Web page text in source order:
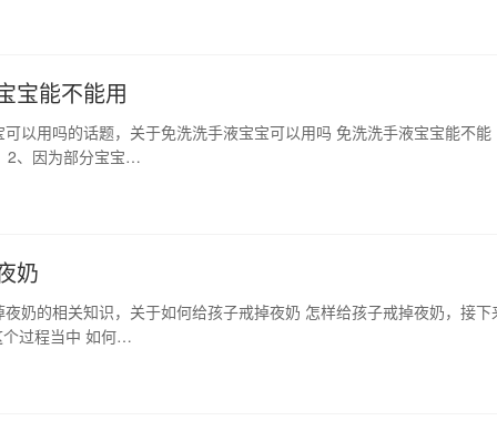
宝能不能用
以用吗的话题，关于免洗洗手液宝宝可以用吗 免洗洗手液宝宝能不能
2、因为部分宝宝…
奶
奶的相关知识，关于如何给孩子戒掉夜奶 怎样给孩子戒掉夜奶，接下
个过程当中 如何…